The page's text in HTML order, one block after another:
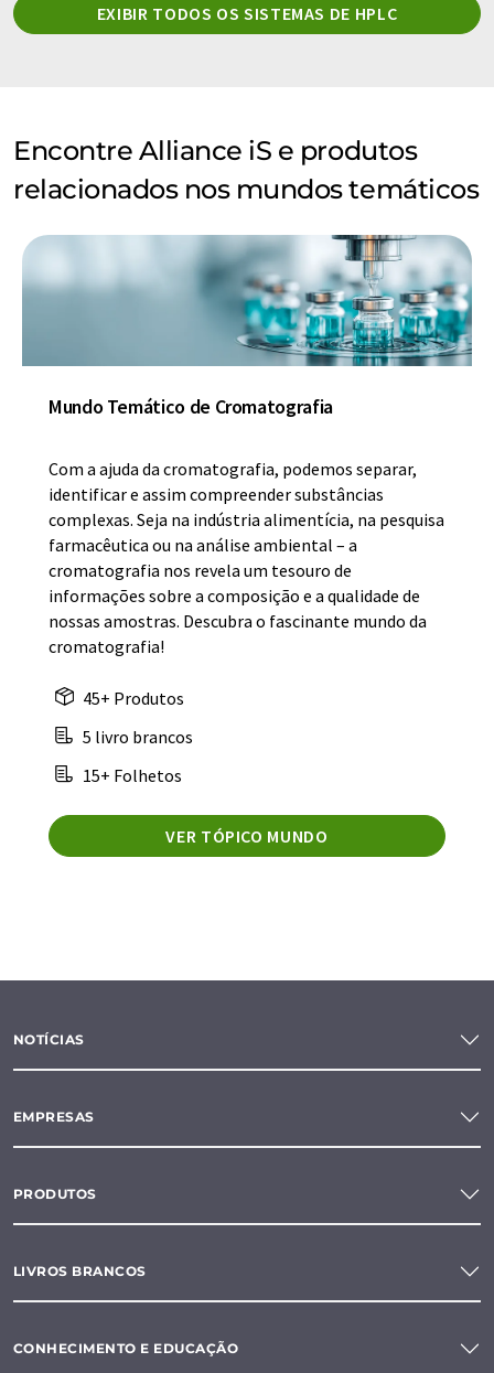
EXIBIR TODOS OS SISTEMAS DE HPLC
Encontre Alliance iS e produtos
relacionados nos mundos temáticos
Mundo Temático de Cromatografia
Com a ajuda da cromatografia, podemos separar,
identificar e assim compreender substâncias
complexas. Seja na indústria alimentícia, na pesquisa
farmacêutica ou na análise ambiental – a
cromatografia nos revela um tesouro de
informações sobre a composição e a qualidade de
nossas amostras. Descubra o fascinante mundo da
cromatografia!
45+ Produtos
5 livro brancos
15+ Folhetos
VER TÓPICO MUNDO
NOTÍCIAS
EMPRESAS
PRODUTOS
LIVROS BRANCOS
CONHECIMENTO E EDUCAÇÃO